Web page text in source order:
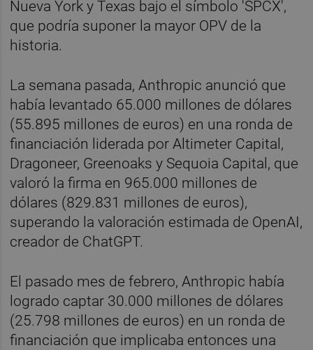
Nueva York y Texas bajo el símbolo 'SPCX',
que podría suponer la mayor OPV de la
historia.
La semana pasada, Anthropic anunció que
había levantado 65.000 millones de dólares
(55.895 millones de euros) en una ronda de
financiación liderada por Altimeter Capital,
Dragoneer, Greenoaks y Sequoia Capital, que
valoró la firma en 965.000 millones de
dólares (829.831 millones de euros),
superando la valoración estimada de OpenAI,
creador de ChatGPT.
El pasado mes de febrero, Anthropic había
logrado captar 30.000 millones de dólares
(25.798 millones de euros) en un ronda de
financiación que implicaba entonces una